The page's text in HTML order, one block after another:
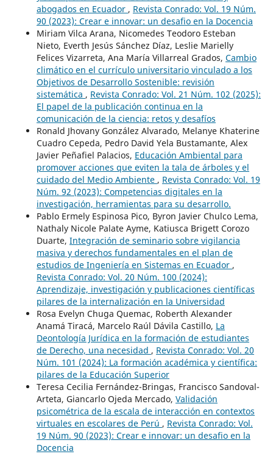
abogados en Ecuador , Revista Conrado: Vol. 19 Núm.
90 (2023): Crear e innovar: un desafio en la Docencia
Miriam Vilca Arana, Nicomedes Teodoro Esteban
Nieto, Everth Jesús Sánchez Díaz, Leslie Marielly
Felices Vizarreta, Ana María Villarreal Grados, Cambio
climático en el currículo universitario vinculado a los
Objetivos de Desarrollo Sostenible: revisión
sistemática , Revista Conrado: Vol. 21 Núm. 102 (2025):
El papel de la publicación continua en la
comunicación de la ciencia: retos y desafíos
Ronald Jhovany González Alvarado, Melanye Khaterine
Cuadro Cepeda, Pedro David Yela Bustamante, Alex
Javier Peñafiel Palacios, Educación Ambiental para
promover acciones que eviten la tala de árboles y el
cuidado del Medio Ambiente , Revista Conrado: Vol. 19
Núm. 92 (2023): Competencias digitales en la
investigación, herramientas para su desarrollo.
Pablo Ermely Espinosa Pico, Byron Javier Chulco Lema,
Nathaly Nicole Palate Ayme, Katiusca Brigett Corozo
Duarte, Integración de seminario sobre vigilancia
masiva y derechos fundamentales en el plan de
estudios de Ingeniería en Sistemas en Ecuador ,
Revista Conrado: Vol. 20 Núm. 100 (2024):
Aprendizaje, investigación y publicaciones científicas
pilares de la internalización en la Universidad
Rosa Evelyn Chuga Quemac, Roberth Alexander
Anamá Tiracá, Marcelo Raúl Dávila Castillo, La
Deontología Jurídica en la formación de estudiantes
de Derecho, una necesidad , Revista Conrado: Vol. 20
Núm. 101 (2024): La formación académica y científica:
pilares de la Educación Superior
Teresa Cecilia Fernández-Bringas, Francisco Sandoval-
Arteta, Giancarlo Ojeda Mercado, Validación
psicométrica de la escala de interacción en contextos
virtuales en escolares de Perú , Revista Conrado: Vol.
19 Núm. 90 (2023): Crear e innovar: un desafio en la
Docencia